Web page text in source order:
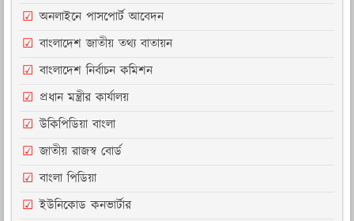
অনলাইনে পাসপোর্ট আবেদন
বাংলাদেশ জাতীয় তথ্য বাতায়ন
বাংলাদেশ নির্বাচন কমিশন
প্রধান মন্ত্রীর কার্যালয়
উকিপিডিয়া বাংলা
জাতীয় রাজস্ব বোর্ড
বাংলা পিডিয়া
ইউনিকোড কনভার্টার